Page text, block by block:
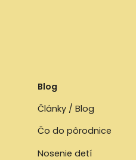
Blog
Články / Blog
Čo do pôrodnice
Nosenie detí